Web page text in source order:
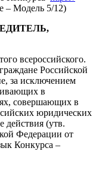
– Модель 5/12)
всероссийского.
Российской
за исключением
в
совершающих в
юридических
действия (утв.
Федерации от
Конкурса –